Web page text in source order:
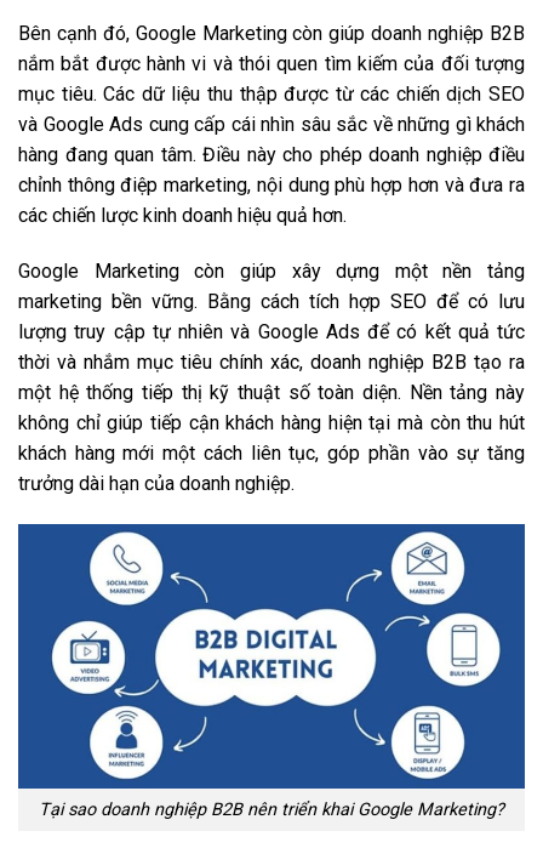
Bên cạnh đó, Google Marketing còn giúp doanh nghiệp B2B
nắm bắt được hành vi và thói quen tìm kiếm của đối tượng
mục tiêu. Các dữ liệu thu thập được từ các chiến dịch SEO
và Google Ads cung cấp cái nhìn sâu sắc về những gì khách
hàng đang quan tâm. Điều này cho phép doanh nghiệp điều
chỉnh thông điệp marketing, nội dung phù hợp hơn và đưa ra
các chiến lược kinh doanh hiệu quả hơn.
Google Marketing còn giúp xây dựng một nền tảng
marketing bền vững. Bằng cách tích hợp SEO để có lưu
lượng truy cập tự nhiên và Google Ads để có kết quả tức
thời và nhắm mục tiêu chính xác, doanh nghiệp B2B tạo ra
một hệ thống tiếp thị kỹ thuật số toàn diện. Nền tảng này
không chỉ giúp tiếp cận khách hàng hiện tại mà còn thu hút
khách hàng mới một cách liên tục, góp phần vào sự tăng
trưởng dài hạn của doanh nghiệp.
Tại sao doanh nghiệp B2B nên triển khai Google Marketing?